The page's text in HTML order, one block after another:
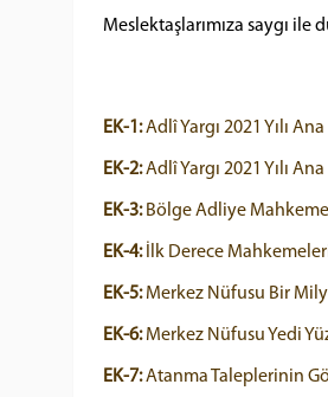
Meslektaşlarımıza saygı ile
EK-1:Adlî Yargı 2021 Yılı
EK-2:Adlî Yargı 2021 Yılı
EK-3:Bölge Adliye
EK-4:İlk Derece
EK-5:Merkez Nüfusu Bir
EK-6:Merkez Nüfusu Yedi
EK-7:Atanma Taleplerinin